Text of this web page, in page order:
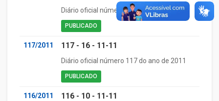
Diário oficial número 118 do ano de 2011
PUBLICADO
117/2011 117 - 16 - 11-11
Diário oficial número 117 do ano de 2011
PUBLICADO
116/2011 116 - 10 - 11-11